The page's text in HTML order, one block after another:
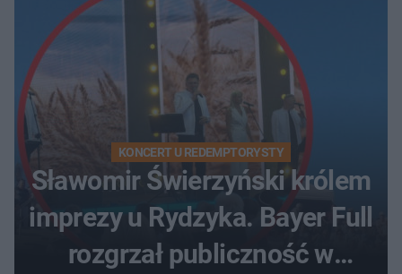
KONCERT U REDEMPTORYSTY
Sławomir Świerzyński królem
imprezy u Rydzyka. Bayer Full
rozgrzał publiczność w